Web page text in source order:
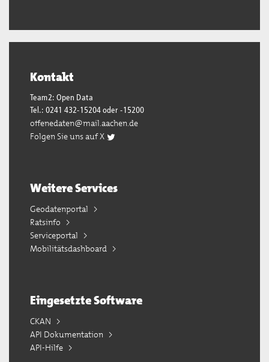
Kontakt
Team2: Open Data
Tel.: 0241 432-15204 oder -15200
offenedaten@mail.aachen.de
Folgen Sie uns auf X
Weitere Services
Geodatenportal
Ratsinfo
Serviceportal
Mobilitätsdashboard
Eingesetzte Software
CKAN
API Dokumentation
API-Hilfe